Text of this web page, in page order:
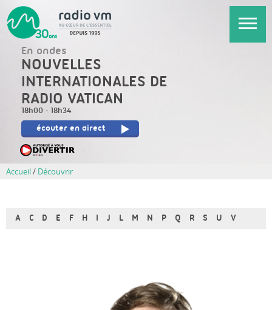
au
contenu
En ondes
NOUVELLES
INTERNATIONALES DE
RADIO VATICAN
18h00 - 18h34
écouter en direct
Accueil/ Découvrir
A C D E F H I J L M N P Q R S U V